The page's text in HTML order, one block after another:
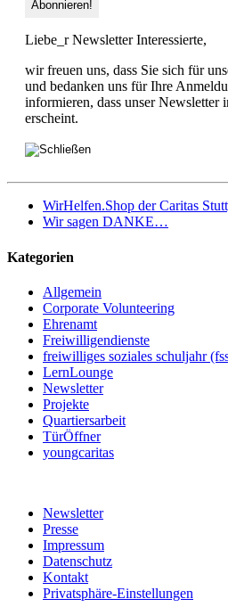
Liebe_r Newsletter Interessierte,
wir freuen uns, dass Sie sich für
und bedanken uns für Ihre
informieren, dass unser Newsletter
erscheint.
WirHelfen.Shop der Caritas
Wir sagen DANKE…
Kategorien
Allgemein
Corporate Volunteering
Ehrenamt
Freiwilligendienste
freiwilliges soziales schuljahr
LernLounge
Newsletter
Projekte
Quartiersarbeit
TürÖffner
youngcaritas
Newsletter
Presse
Impressum
Datenschutz
Kontakt
Privatsphäre-Einstellungen